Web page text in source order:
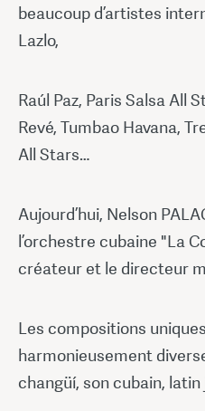
beaucoup d’artistes
Lazlo,
Raúl Paz, Paris Salsa All
Revé, Tumbao Havana,
All Stars…
Aujourd’hui, Nelson
l’orchestre cubaine "La
créateur et le directeur
Les compositions
harmonieusement
changüí, son cubain,